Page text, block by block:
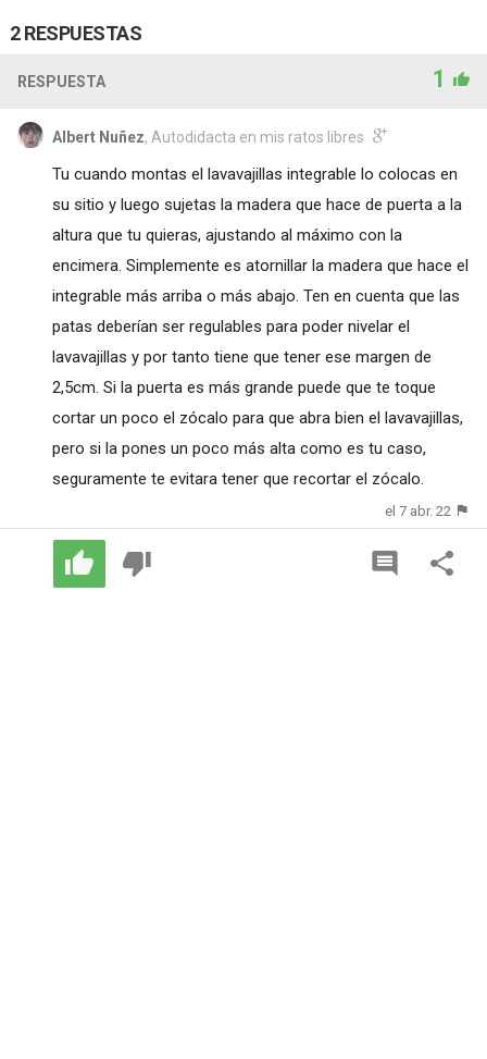
2 RESPUESTAS
RESPUESTA 1
Albert Nuñez, Autodidacta en mis ratos libres
Tu cuando montas el lavavajillas integrable lo colocas en
su sitio y luego sujetas la madera que hace de puerta a la
altura que tu quieras, ajustando al máximo con la
encimera. Simplemente es atornillar la madera que hace el
integrable más arriba o más abajo. Ten en cuenta que las
patas deberían ser regulables para poder nivelar el
lavavajillas y por tanto tiene que tener ese margen de
2,5cm. Si la puerta es más grande puede que te toque
cortar un poco el zócalo para que abra bien el lavavajillas,
pero si la pones un poco más alta como es tu caso,
seguramente te evitara tener que recortar el zócalo.
el 7 abr. 22